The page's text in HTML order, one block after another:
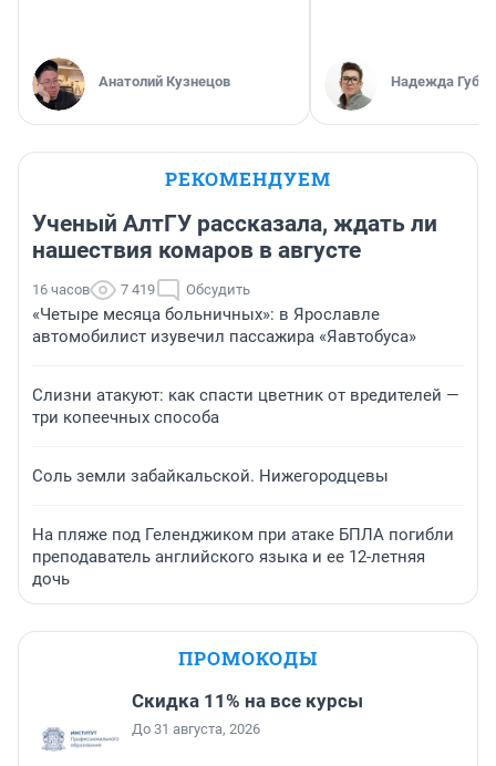
Анатолий Кузнецов Надежда
РЕКОМЕНДУЕМ
Ученый АлтГУ рассказала, ждать ли
нашествия комаров в августе
16 часов 7 419 Обсудить
«Четыре месяца больничных»: в Ярославле
автомобилист изувечил пассажира «Яавтобуса»
Слизни атакуют: как спасти цветник от вредителей —
три копеечных способа
Соль земли забайкальской. Нижегородцевы
На пляже под Геленджиком при атаке БПЛА погибли
преподаватель английского языка и ее 12-летняя
дочь
ПРОМОКОДЫ
Скидка 11% на все курсы
До 31 августа, 2026